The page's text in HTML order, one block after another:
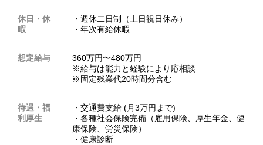
休日・休
暇
・週休二日制（土日祝日休み）
・年次有給休暇
想定給与
360万円〜480万円
※給与は能力と経験により応相談
※固定残業代20時間分含む
待遇・福
利厚生
・交通費支給 (月3万円まで)
・各種社会保険完備（雇用保険、厚生年金、健
康保険、労災保険）
・健康診断